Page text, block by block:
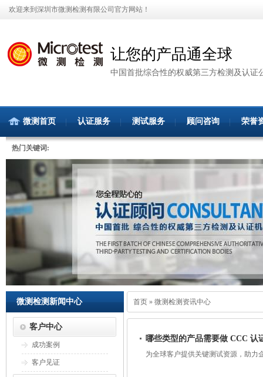
欢迎来到深圳市微测检测有限公司官方网站！
让您的产品通全球
中国首批综合性的权威第三方检测及认证
微测首页 认证服务 测试服务 顾问咨询 荣誉
热门关键词:
微测检测新闻中心
客户中心
成功案例
客户见证
首页 » 微测检测资讯中心
哪些类型的产品需要做 CCC 认
为全球客户提供关键测试资源，助力